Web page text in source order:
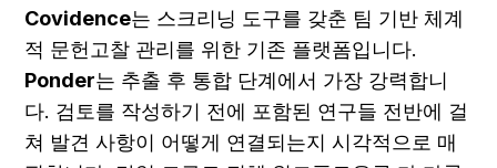
Covidence는 스크리닝 도구를 갖춘 팀 기반 체계
Ponder는 추출 후 통합 단계에서 가장 강력합니
다. 검토를 작성하기 전에 포함된 연구들 전반에 걸
쳐 발견 사항이 어떻게 연결되는지 시각적으로 매